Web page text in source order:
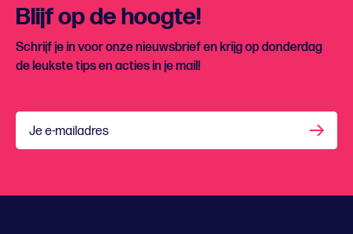
Blijf op de hoogte!
Schrijf je in voor onze nieuwsbrief en krijg op donderdag
de leukste tips en acties in je mail!
Je e-mailadres